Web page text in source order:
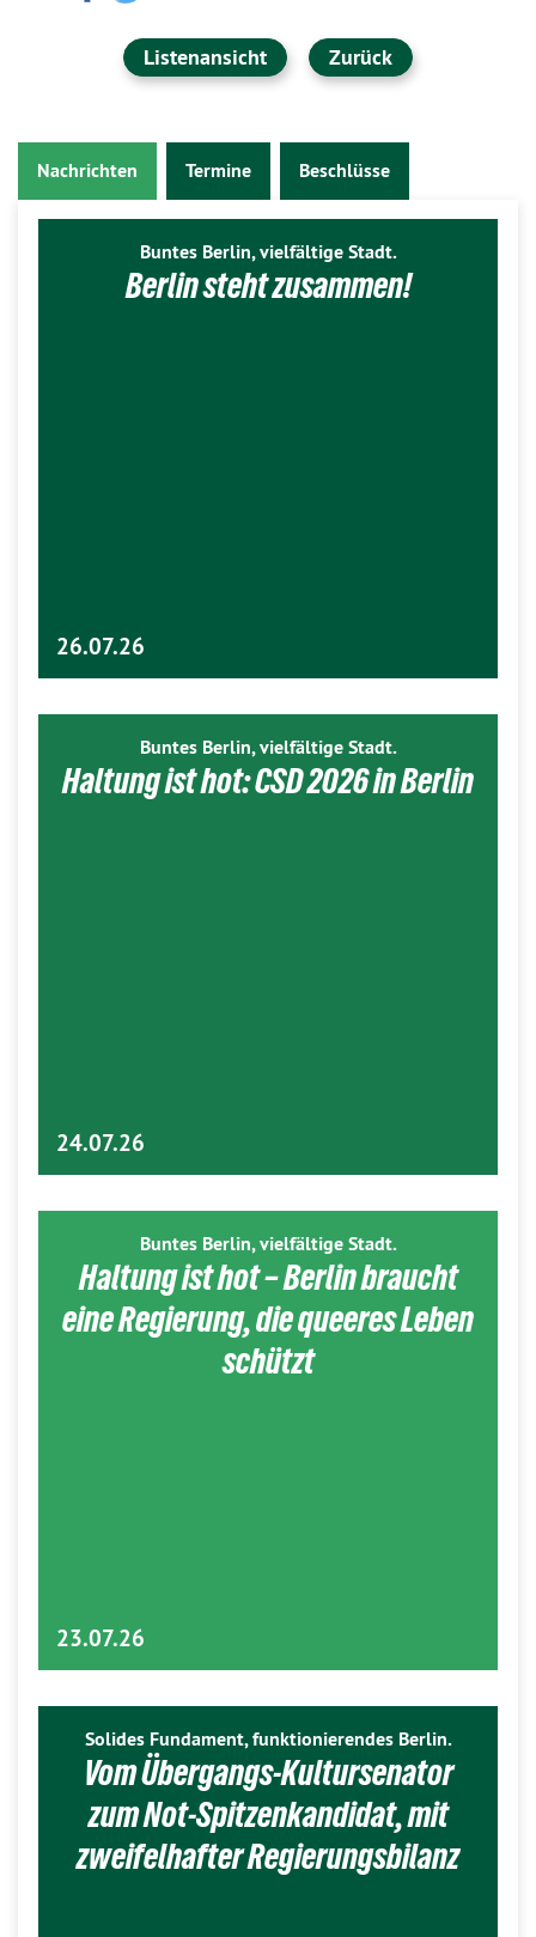
Listenansicht Zurück
Nachrichten Termine Beschlüsse
Buntes Berlin, vielfältige Stadt.
Berlin steht zusammen!
26.07.26
Buntes Berlin, vielfältige Stadt.
Haltung ist hot: CSD 2026 in Berlin
24.07.26
Buntes Berlin, vielfältige Stadt.
Haltung ist hot – Berlin braucht
eine Regierung, die queeres Leben
schützt
23.07.26
Solides Fundament, funktionierendes Berlin.
Vom Übergangs-Kultursenator
zum Not-Spitzenkandidat, mit
zweifelhafter Regierungsbilanz